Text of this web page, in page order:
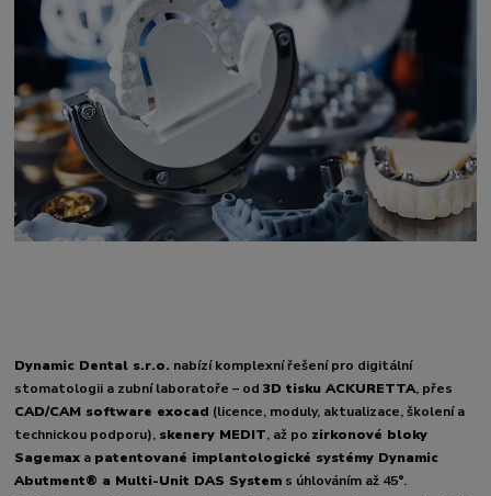
Dynamic Dental s.r.o. nabízí komplexní řešení pro digitální
stomatologii a zubní laboratoře – od3D tisku ACKURETTA, přes
CAD/CAM software exocad (licence, moduly, aktualizace, školení a
technickou podporu), skenery MEDIT, až po zirkonové bloky
Sagemax a patentované implantologické systémy Dynamic
Abutment® a Multi-Unit DAS System s úhlováním až 45°.